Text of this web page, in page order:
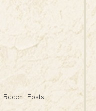
Recent Posts